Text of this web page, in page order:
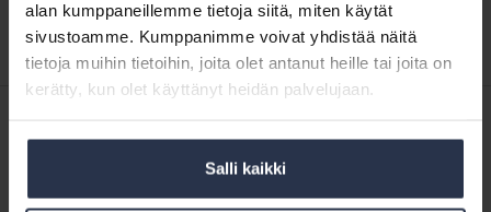
alan kumppaneillemme tietoja siitä, miten käytät
sivustoamme. Kumppanimme voivat yhdistää näitä
tietoja muihin tietoihin, joita olet antanut heille tai joita on
kerätty, kun olet käyttänyt heidän palvelujaan.
Salli kaikki
Entä takuuajan jälkeinen vastuu?
Kotitalolehti.fi
Sundsbergin Solaris on yli puolet vuodesta
energiaomavarainen taloyhtiö